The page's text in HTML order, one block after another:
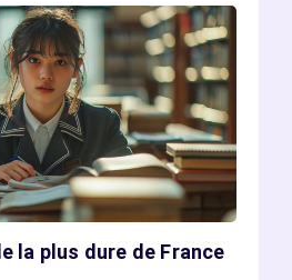
la plus dure de France